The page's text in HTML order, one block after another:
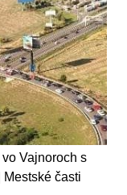
Vajnoroch s
časti